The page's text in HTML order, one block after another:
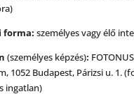
forma: személyes vagy élő
(személyes képzés):
1052 Budapest, Párizsi u. 1.
ingatlan)